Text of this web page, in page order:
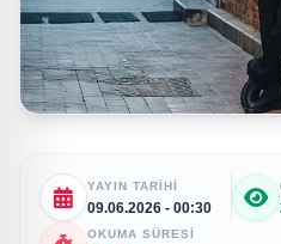
YAYIN TARIHI
09.06.2026 - 00:30
OKUMA SÜRESI